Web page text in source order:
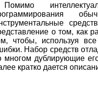
Помимо
о том, как
чтобы, используя
Набор средств
многом дублирующие
кратко дается